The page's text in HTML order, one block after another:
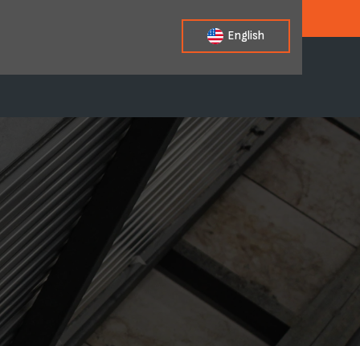
Revisa tu correo
English